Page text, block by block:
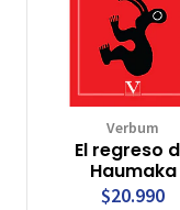
Verbum
El regreso
Haumaka
$20.990